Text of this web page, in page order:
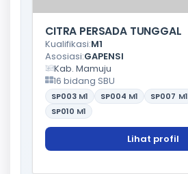
CITRA PERSADA TUNGGAL
Kualifikasi:M1
Asosiasi:GAPENSI
Kab. Mamuju
16 bidang SBU
SP003 M1 SP004 M1 SP007 M1
SP010 M1
Lihat profil